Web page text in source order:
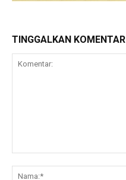
TINGGALKAN KOMENTAR